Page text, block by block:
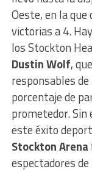
Oeste, en la
victorias a 4.
los Stockton
Dustin Wolf,
responsables de
porcentaje de
prometedor.
este éxito
Stockton Arena
espectadores